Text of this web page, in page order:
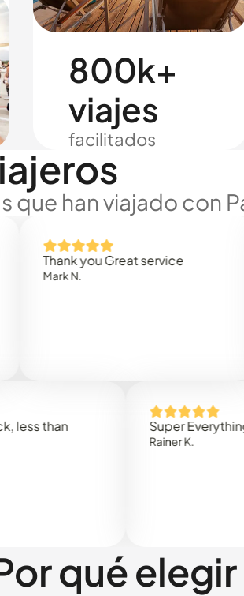
800k+
viajes
facilitados
que han viajado con
Thank you Great service
Super Everything good
Rainer K.
qué